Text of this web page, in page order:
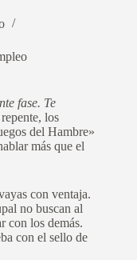
fase. Te
los
del Hambre»
más que el
con ventaja.
no buscan al
con los demás.
con el sello de